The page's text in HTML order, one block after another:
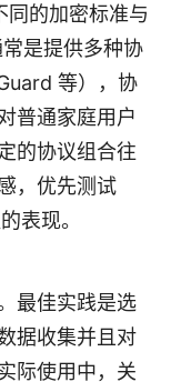
同的加密标准与
是提供多种协
等），协
普通家庭用户
的协议组合往
，优先测试
表现。
最佳实践是选
据收集并且对
际使用中，关